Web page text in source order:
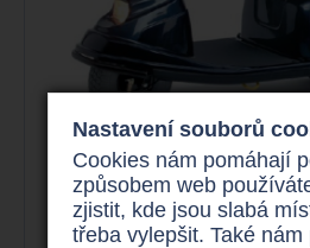
Elektrická
CTM HS
Nastavení souborů
Cookies nám pomáhají
způsobem web
zjistit, kde jsou slabá
třeba vylepšit. Také